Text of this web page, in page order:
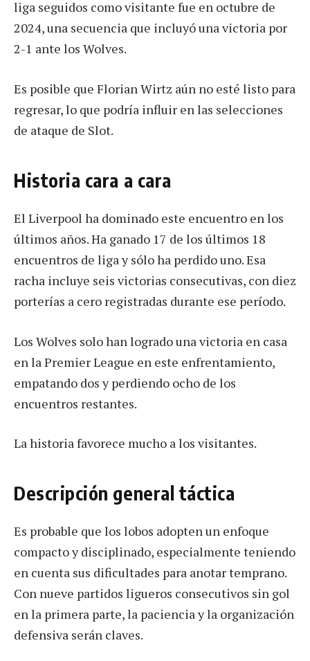
liga seguidos como visitante fue en octubre de
2024, una secuencia que incluyó una victoria por
2-1 ante los Wolves.
Es posible que Florian Wirtz aún no esté listo para
regresar, lo que podría influir en las selecciones
de ataque de Slot.
Historia cara a cara
El Liverpool ha dominado este encuentro en los
últimos años. Ha ganado 17 de los últimos 18
encuentros de liga y sólo ha perdido uno. Esa
racha incluye seis victorias consecutivas, con diez
porterías a cero registradas durante ese período.
Los Wolves solo han logrado una victoria en casa
en la Premier League en este enfrentamiento,
empatando dos y perdiendo ocho de los
encuentros restantes.
La historia favorece mucho a los visitantes.
Descripción general táctica
Es probable que los lobos adopten un enfoque
compacto y disciplinado, especialmente teniendo
en cuenta sus dificultades para anotar temprano.
Con nueve partidos ligueros consecutivos sin gol
en la primera parte, la paciencia y la organización
defensiva serán claves.